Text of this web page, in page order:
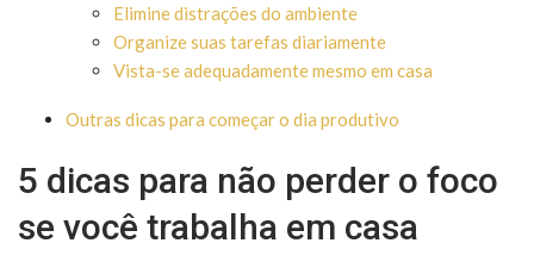
Elimine distrações do ambiente
Organize suas tarefas diariamente
Vista-se adequadamente mesmo em casa
Outras dicas para começar o dia produtivo
5 dicas para não perder o foco
se você trabalha em casa